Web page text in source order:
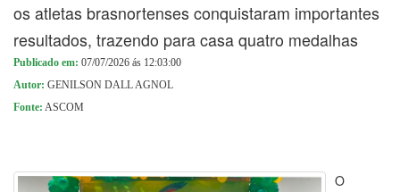
os atletas brasnortenses conquistaram importantes
resultados, trazendo para casa quatro medalhas
Publicado em: 07/07/2026 ás 12:03:00
Autor: GENILSON DALL AGNOL
Fonte: ASCOM
O